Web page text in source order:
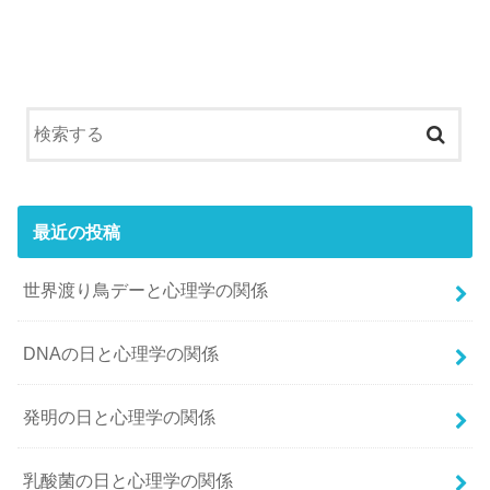
最近の投稿
世界渡り鳥デーと心理学の関係
DNAの日と心理学の関係
発明の日と心理学の関係
乳酸菌の日と心理学の関係